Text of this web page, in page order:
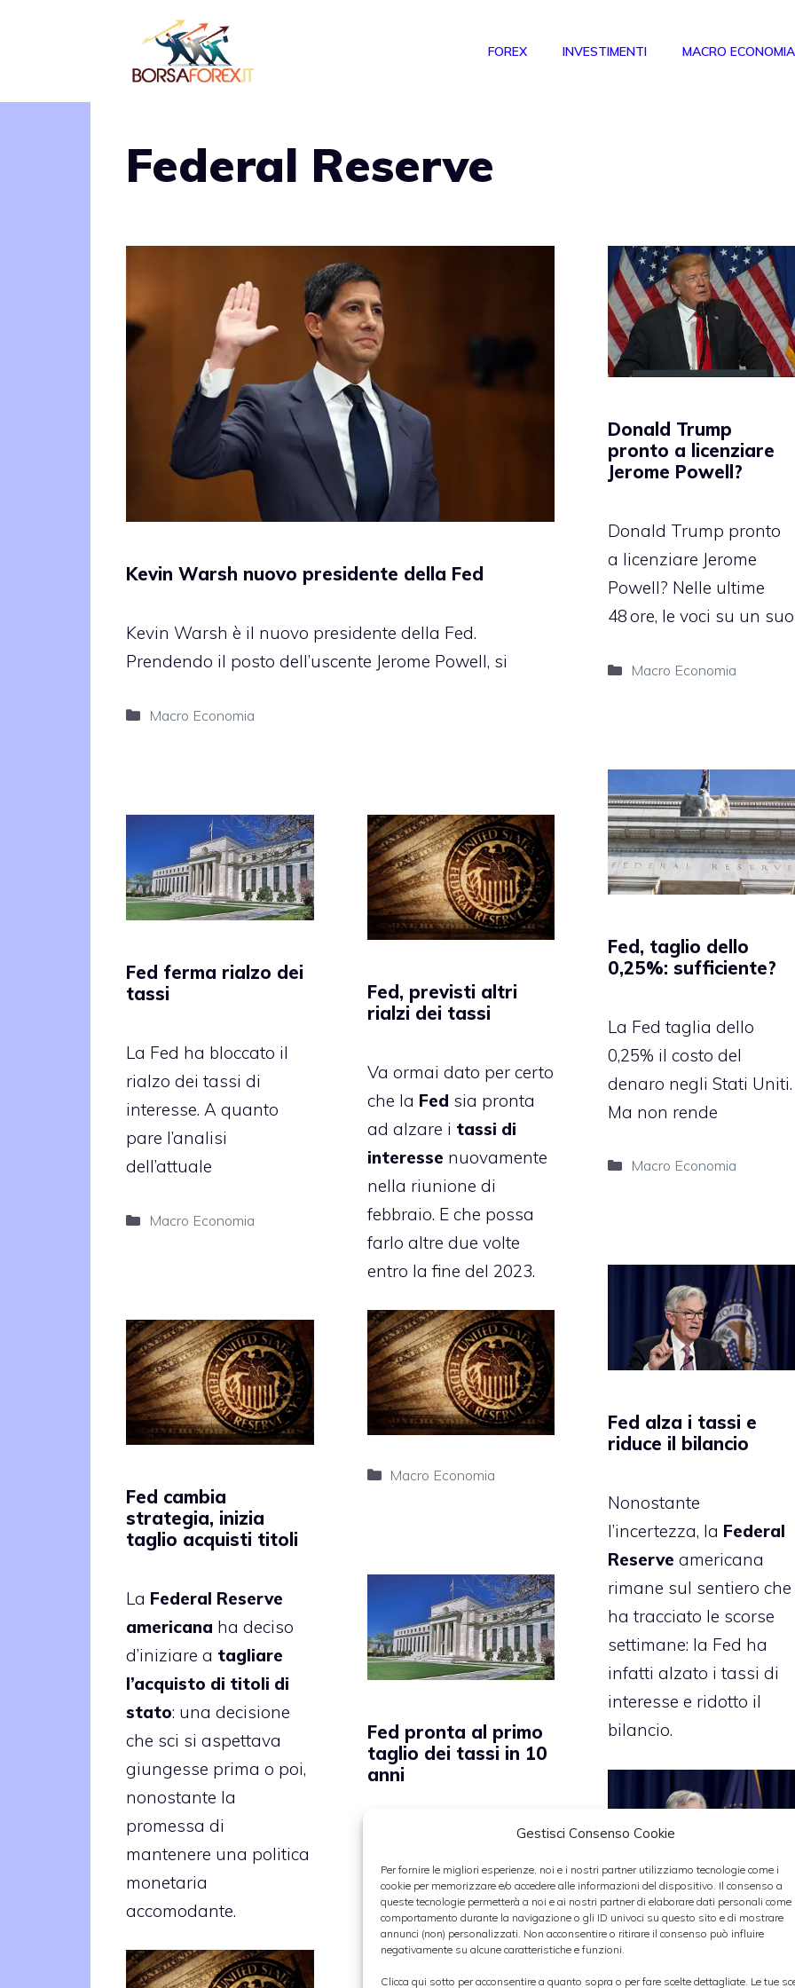
Gestisci Consenso Cookie
Per fornire le migliori esperienze, noi e i nostri partner utilizziamo tecnologie come i
cookie per memorizzare e/o accedere alle informazioni del dispositivo. Il consenso a
queste tecnologie permetterà a noi e ai nostri partner di elaborare dati personali come
comportamento durante la navigazione o gli ID univoci su questo sito e di mostrare
annunci (non) personalizzati. Non acconsentire o ritirare il consenso può influire
negativamente su alcune caratteristiche e funzioni.
Clicca qui sotto per acconsentire a quanto sopra o per fare scelte dettagliate. Le tue
FOREX INVESTIMENTI MACRO ECONOMIA
Federal Reserve
Kevin Warsh nuovo presidente della Fed
Kevin Warsh è il nuovo presidente della Fed.
Prendendo il posto dell’uscente Jerome Powell, si
Categorie
Macro Economia
Donald Trump
pronto a licenziare
Jerome Powell?
Donald Trump pronto
a licenziare Jerome
Powell? Nelle ultime
48 ore, le voci su un suo
Categorie
Macro Economia
Fed, taglio dello
0,25%: sufficiente?
La Fed taglia dello
0,25% il costo del
denaro negli Stati Uniti.
Ma non rende
Categorie
Macro Economia
Fed ferma rialzo dei
tassi
La Fed ha bloccato il
rialzo dei tassi di
interesse. A quanto
pare l’analisi
dell’attuale
Categorie
Macro Economia
Fed, previsti altri
rialzi dei tassi
Va ormai dato per certo
che la Fed sia pronta
ad alzare i tassi di
interesse nuovamente
nella riunione di
febbraio. E che possa
farlo altre due volte
entro la fine del 2023.
Categorie
Macro Economia
Fed alza i tassi e
riduce il bilancio
Nonostante
l’incertezza, la Federal
Reserve americana
rimane sul sentiero che
ha tracciato le scorse
settimane: la Fed ha
infatti alzato i tassi di
interesse e ridotto il
bilancio.
Categorie
Macro Economia
Fed cambia
strategia, inizia
taglio acquisti titoli
La Federal Reserve
americana ha deciso
d’iniziare a tagliare
l’acquisto di titoli di
stato: una decisione
che sci si aspettava
giungesse prima o poi,
nonostante la
promessa di
mantenere una politica
monetaria
accomodante.
Fed pronta al primo
taglio dei tassi in 10
anni
Federal Reserve
americana è pronta al
taglio dei tassi di
interesse, qualcosa
che non accadeva da
10 anni: questa